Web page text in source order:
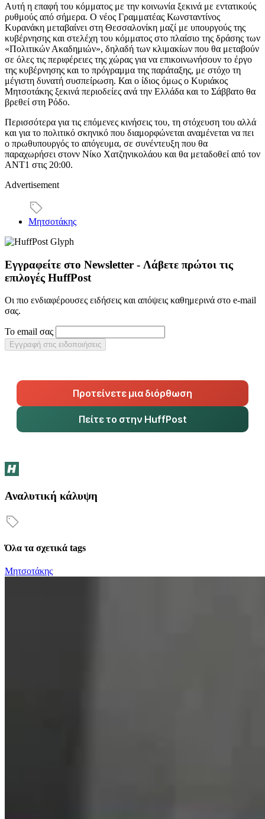
Αυτή η επαφή του κόμματος με την κοινωνία ξεκινά με εντατικούς
ρυθμούς από σήμερα. Ο νέος Γραμματέας Κωνσταντίνος
Κυρανάκη μεταβαίνει στη Θεσσαλονίκη μαζί με υπουργούς της
κυβέρνησης και στελέχη του κόμματος στο πλαίσιο της δράσης των
«Πολιτικών Ακαδημιών», δηλαδή των κλιμακίων που θα μεταβούν
σε όλες τις περιφέρειες της χώρας για να επικοινωνήσουν το έργο
της κυβέρνησης και το πρόγραμμα της παράταξης, με στόχο τη
μέγιστη δυνατή συσπείρωση. Και ο ίδιος όμως ο Κυριάκος
Μητσοτάκης ξεκινά περιοδείες ανά την Ελλάδα και το Σάββατο θα
βρεθεί στη Ρόδο.
Περισσότερα για τις επόμενες κινήσεις του, τη στόχευση του αλλά
και για το πολιτικό σκηνικό που διαμορφώνεται αναμένεται να πει
ο πρωθυπουργός το απόγευμα, σε συνέντευξη που θα
παραχωρήσει στονν Νίκο Χατζηνικολάου και θα μεταδοθεί από τον
ΑΝΤ1 στις 20:00.
Advertisement
Μητσοτάκης
Εγγραφείτε στο Newsletter - Λάβετε πρώτοι τις
επιλογές HuffPost
Οι πιο ενδιαφέρουσες ειδήσεις και απόψεις καθημερινά στο e-mail
σας.
Το email σας
Εγγραφή στις ειδοποιήσεις
Προτείνετε μια διόρθωση
Πείτε το στην HuffPost
Αναλυτική κάλυψη
Όλα τα σχετικά tags
Μητσοτάκης